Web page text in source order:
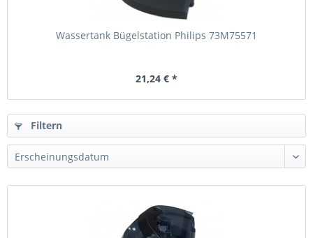
Wassertank Bügelstation Philips 73M75571
21,24 € *
Filtern